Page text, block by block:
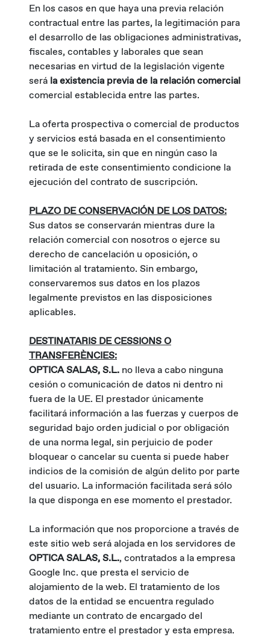
En los casos en que haya una previa relación
contractual entre las partes, la legitimación para
el desarrollo de las obligaciones administrativas,
fiscales, contables y laborales que sean
necesarias en virtud de la legislación vigente
será la existencia previa de la relación comercial
comercial establecida entre las partes.
La oferta prospectiva o comercial de productos
y servicios está basada en el consentimiento
que se le solicita, sin que en ningún caso la
retirada de este consentimiento condicione la
ejecución del contrato de suscripción.
PLAZO DE CONSERVACIÓN DE LOS DATOS:
Sus datos se conservarán mientras dure la
relación comercial con nosotros o ejerce su
derecho de cancelación u oposición, o
limitación al tratamiento. Sin embargo,
conservaremos sus datos en los plazos
legalmente previstos en las disposiciones
aplicables.
DESTINATARIS DE CESSIONS O
TRANSFERÈNCIES:
OPTICA SALAS, S.L. no lleva a cabo ninguna
cesión o comunicación de datos ni dentro ni
fuera de la UE. El prestador únicamente
facilitará información a las fuerzas y cuerpos de
seguridad bajo orden judicial o por obligación
de una norma legal, sin perjuicio de poder
bloquear o cancelar su cuenta si puede haber
indicios de la comisión de algún delito por parte
del usuario. La información facilitada será sólo
la que disponga en ese momento el prestador.
La información que nos proporcione a través de
este sitio web será alojada en los servidores de
OPTICA SALAS, S.L., contratados a la empresa
Google Inc. que presta el servicio de
alojamiento de la web. El tratamiento de los
datos de la entidad se encuentra regulado
mediante un contrato de encargado del
tratamiento entre el prestador y esta empresa.